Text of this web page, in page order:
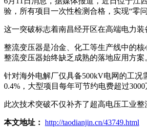
验，所有项目一次性检测合格，实现“零
这一突破标志着南昌经开区在高端电力
整流变压器是冶金、化工等生产线中的
整流变压器始终缺乏成熟的落地应用方案
针对海外电解厂仅具备500kV电网的工
0.4%，大型项目每年可节约电费超过3000
此次技术突破不仅补齐了超高电压工业
本文地址： http://taodianjin.cn/43749.html